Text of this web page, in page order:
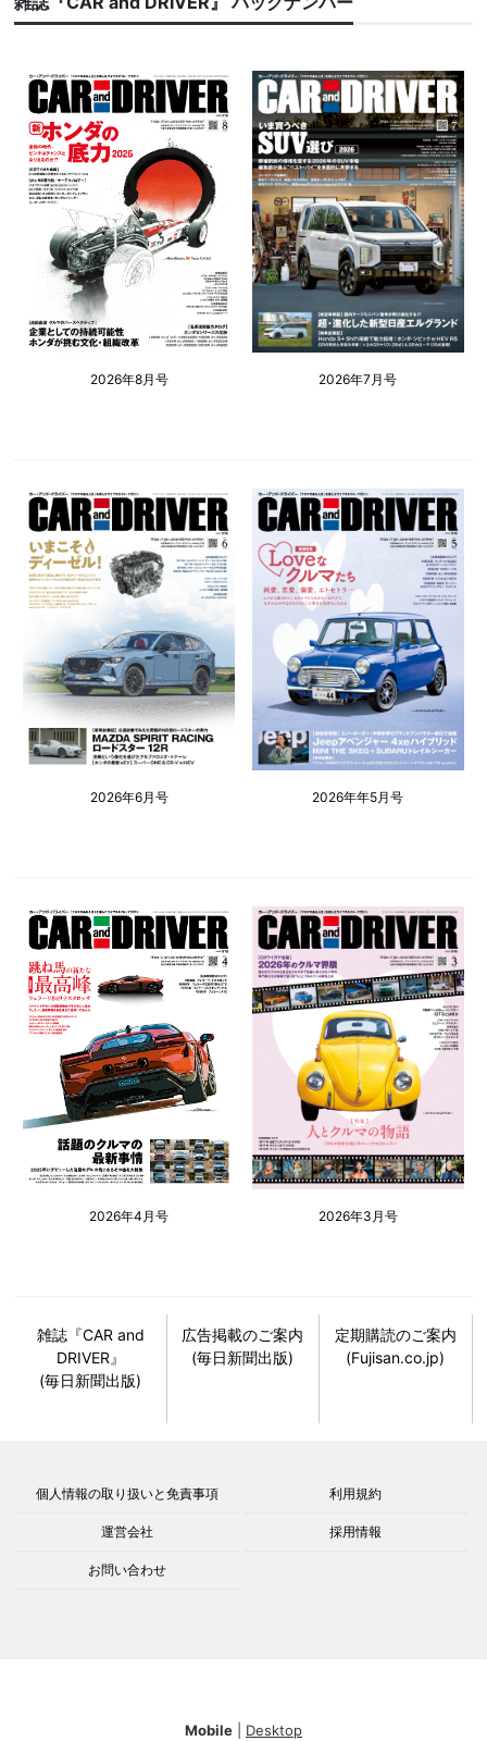
2026年8月号 2026年7月号
2026年6月号 2026年年5月号
2026年4月号 2026年3月号
雑誌『CAR and
DRIVER』
(毎日新聞出版)
広告掲載のご案内
(毎日新聞出版)
定期購読のご案内
(Fujisan.co.jp)
個人情報の取り扱いと免責事項 利用規約
運営会社 採用情報
お問い合わせ
Mobile Desktop